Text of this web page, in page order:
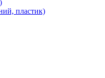
пластик)